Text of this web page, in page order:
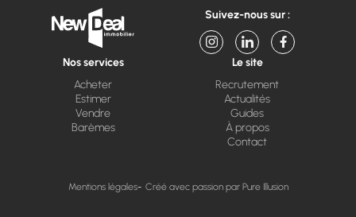
Suivez-nous sur :
Nos services
Acheter
Estimer
Vendre
Barèmes
Le site
Recrutement
Actualités
Guides
À propos
Contact
Mentions légales Créé avec passion par Pure Illusion